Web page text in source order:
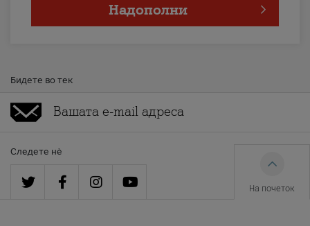
Надополни
Бидете во тек
Следете нè
На почеток